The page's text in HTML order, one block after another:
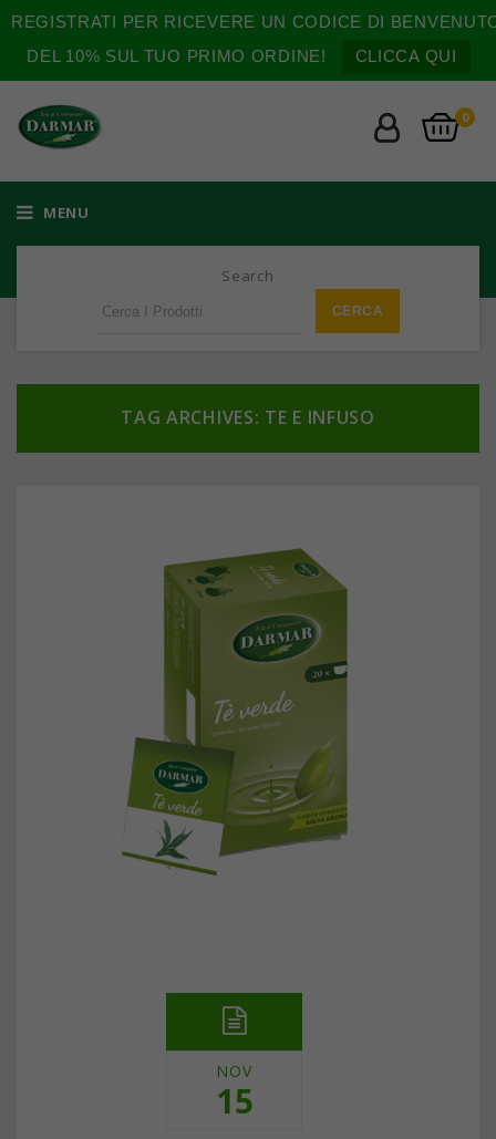
REGISTRATI PER RICEVERE UN CODICE DI
DEL 10% SUL TUO PRIMO ORDINE!
CLICCA QUI
0
MENU
Search
TAG ARCHIVES: TE E INFUSO
NOV
15